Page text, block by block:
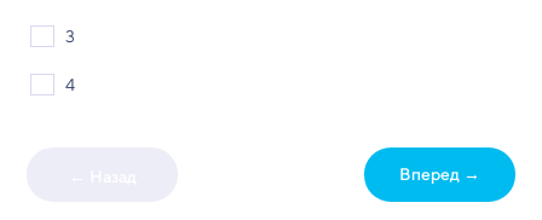
3
4
Вперед →